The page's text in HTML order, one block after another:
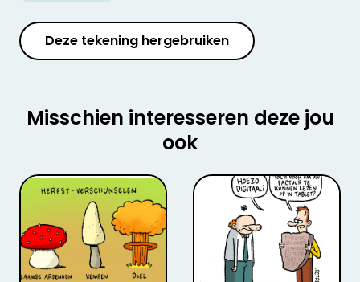
Deze tekening hergebruiken
Misschien interesseren deze jou
ook